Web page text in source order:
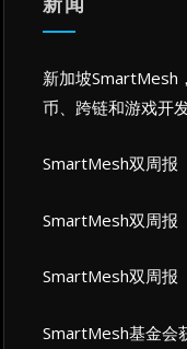
新加坡SmartMesh
币、跨链和游戏开
SmartMesh双周报
SmartMesh双周报
SmartMesh双周报
SmartMesh基金会